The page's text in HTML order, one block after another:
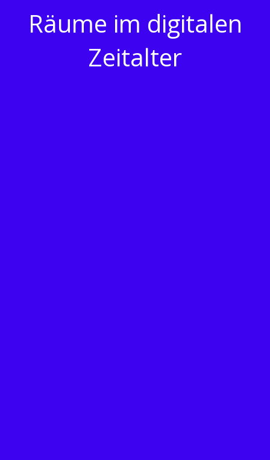
Räume im digitalen
Zeitalter